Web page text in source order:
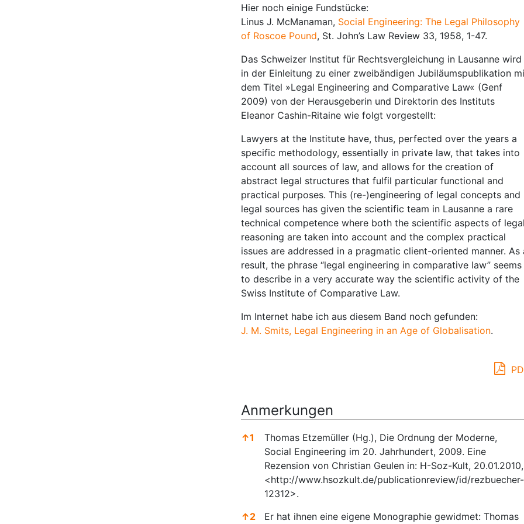
Hier noch einige Fundstücke:
Linus J. McManaman, Social Engineering: The Legal Philosophy
of Roscoe Pound, St. John’s Law Review 33, 1958, 1-47.
Das Schweizer Institut für Rechtsvergleichung in Lausanne wird
in der Einleitung zu einer zweibändigen Jubiläumspublikation
dem Titel »Legal Engineering and Comparative Law« (Genf
2009) von der Herausgeberin und Direktorin des Instituts
Eleanor Cashin-Ritaine wie folgt vorgestellt:
Lawyers at the Institute have, thus, perfected over the years a
specific methodology, essentially in private law, that takes into
account all sources of law, and allows for the creation of
abstract legal structures that fulfil particular functional and
practical purposes. This (re-)engineering of legal concepts and
legal sources has given the scientific team in Lausanne a rare
technical competence where both the scientific aspects of legal
reasoning are taken into account and the complex practical
issues are addressed in a pragmatic client-oriented manner. As
result, the phrase “legal engineering in comparative law” seems
to describe in a very accurate way the scientific activity of the
Swiss Institute of Comparative Law.
Im Internet habe ich aus diesem Band noch gefunden:
J. M. Smits, Legal Engineering in an Age of Globalisation.
Anmerkungen
↑1
Thomas Etzemüller (Hg.), Die Ordnung der Moderne,
Social Engineering im 20. Jahrhundert, 2009. Eine
Rezension von Christian Geulen in: H-Soz-Kult, 20.01.2010,
<http://www.hsozkult.de/publicationreview/id/rezbuecher-
12312>.
↑2 Er hat ihnen eine eigene Monographie gewidmet: Thomas